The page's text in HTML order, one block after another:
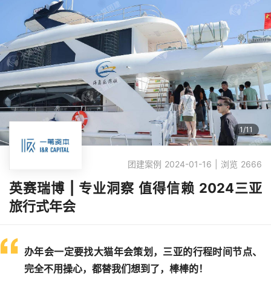
1/11
团建案例 2024-01-16 | 浏览 2666
英赛瑞博 | 专业洞察 值得信赖 2024三亚
旅行式年会
办年会一定要找大猫年会策划，三亚的行程时间节点、
完全不用操心，都替我们想到了，棒棒的！